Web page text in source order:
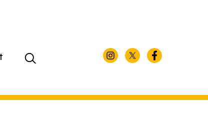
Suchen